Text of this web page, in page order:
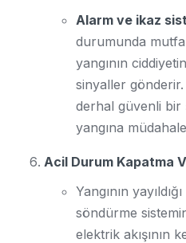
Alarm ve ikaz
durumunda
yangının
sinyaller
derhal güvenli bir
yangına
Acil Durum Kapatma
Yangının
söndürme
elektrik akışının